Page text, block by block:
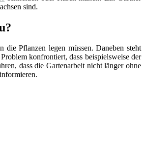
sind.
die Pflanzen legen müssen. Daneben steht
konfrontiert, dass beispielsweise der
dass die Gartenarbeit nicht länger ohne